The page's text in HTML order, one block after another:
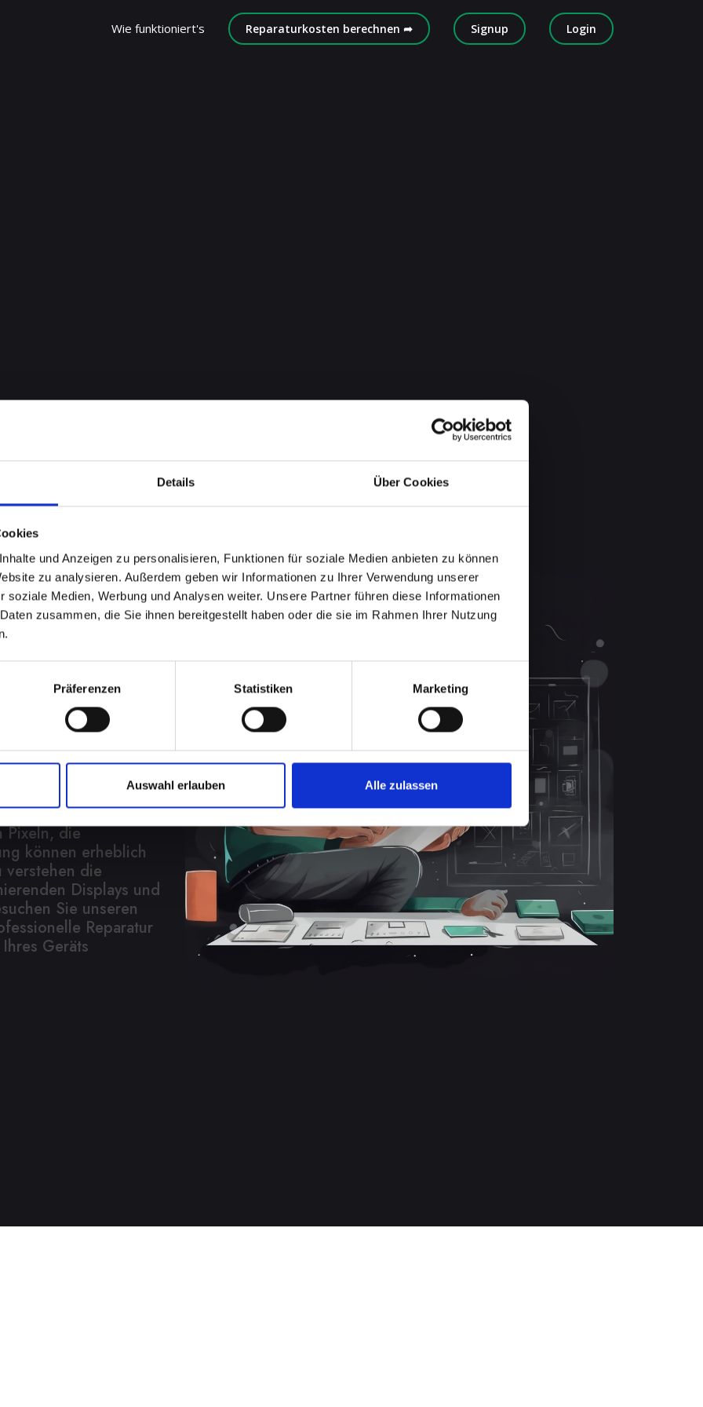
Details Über Cookies
und Anzeigen zu personalisieren, Funktionen für soziale Medien anbieten zu können
zu analysieren. Außerdem geben wir Informationen zu Ihrer Verwendung unserer
soziale Medien, Werbung und Analysen weiter. Unsere Partner führen diese Informationen
zusammen, die Sie ihnen bereitgestellt haben oder die sie im Rahmen Ihrer Nutzung
Präferenzen Statistiken Marketing
Auswahl erlauben Alle zulassen
Wie funktioniert's Reparaturkosten berechnen ➦ Signup Login
bei
PRO
schnell
bei Ihrem IPHONE-
Ärgernis sein. Es
verringert die
Pixeln, die
können erheblich
verstehen die
Displays und
Sie unseren
Reparatur
Geräts